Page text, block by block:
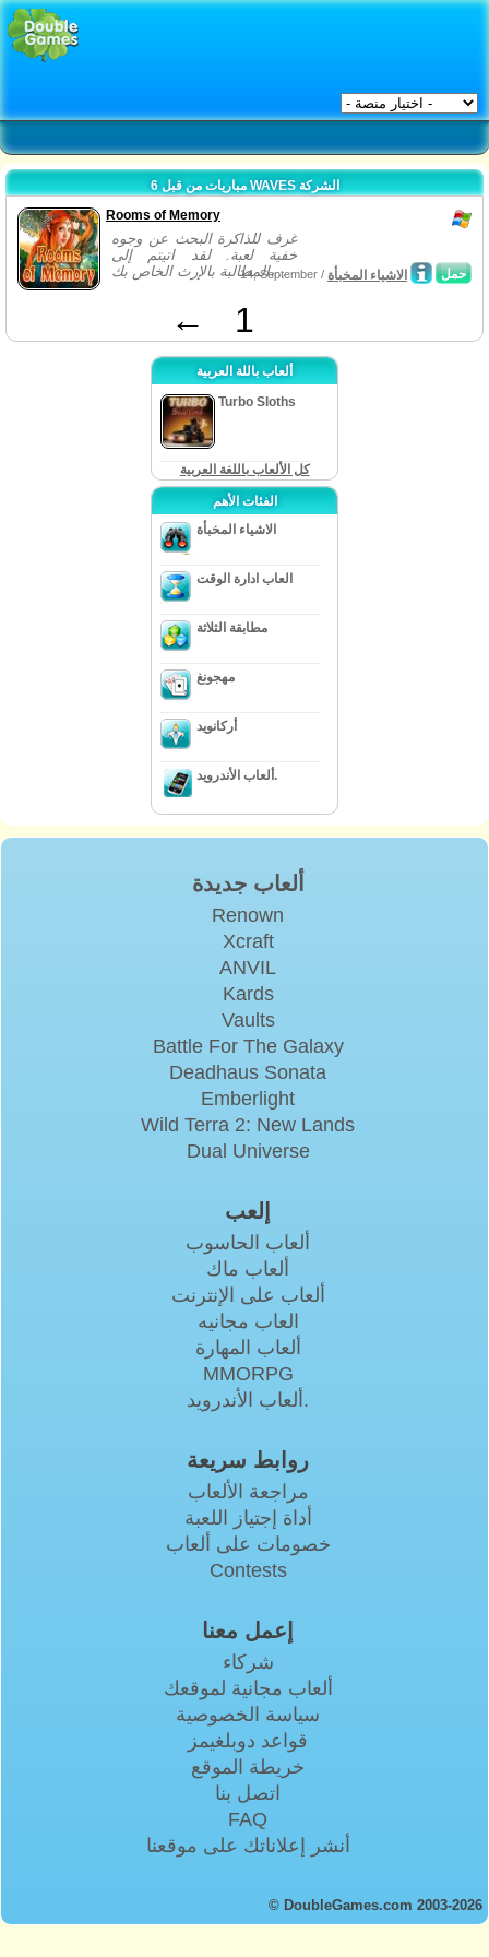
مباريات من قبل 6 WAVES الشركة
Rooms of Memory
غرف للذاكرة البحث عن وجوه
خفية لعبة. لقد اتيتم إلى
المطالبة بالإرث الخاص بك،...
حمل 14, September / الاشياء المخبأة
← 1
ألعاب باللة العربية
Turbo Sloths
كل الألعاب باللغة العربية
الفئات الأهم
الاشياء المخبأة
العاب ادارة الوقت
مطابقة الثلاثة
مهجونغ
أركانويد
ألعاب الأندرويد.
ألعاب جديدة
Renown
Xcraft
ANVIL
Kards
Vaults
Battle For The Galaxy
Deadhaus Sonata
Emberlight
Wild Terra 2: New Lands
Dual Universe
إلعب
ألعاب الحاسوب
ألعاب ماك
ألعاب على الإنترنت
العاب مجانيه
ألعاب المهارة
MMORPG
ألعاب الأندرويد.
روابط سريعة
مراجعة الألعاب
أداة إجتياز اللعبة
خصومات على ألعاب
Contests
إعمل معنا
شركاء
ألعاب مجانية لموقعك
سياسة الخصوصية
قواعد دوبلغيمز
خريطة الموقع
اتصل بنا
FAQ
أنشر إعلاناتك على موقعنا
© DoubleGames.com 2003-2026